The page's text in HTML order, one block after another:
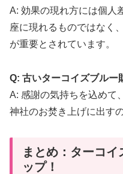
A: 効果の現れ方には個人
座に現れるものではなく
が重要とされています。
Q: 古いターコイズブルー
A: 感謝の気持ちを込めて
神社のお焚き上げに出す
まとめ：ターコ
ップ！